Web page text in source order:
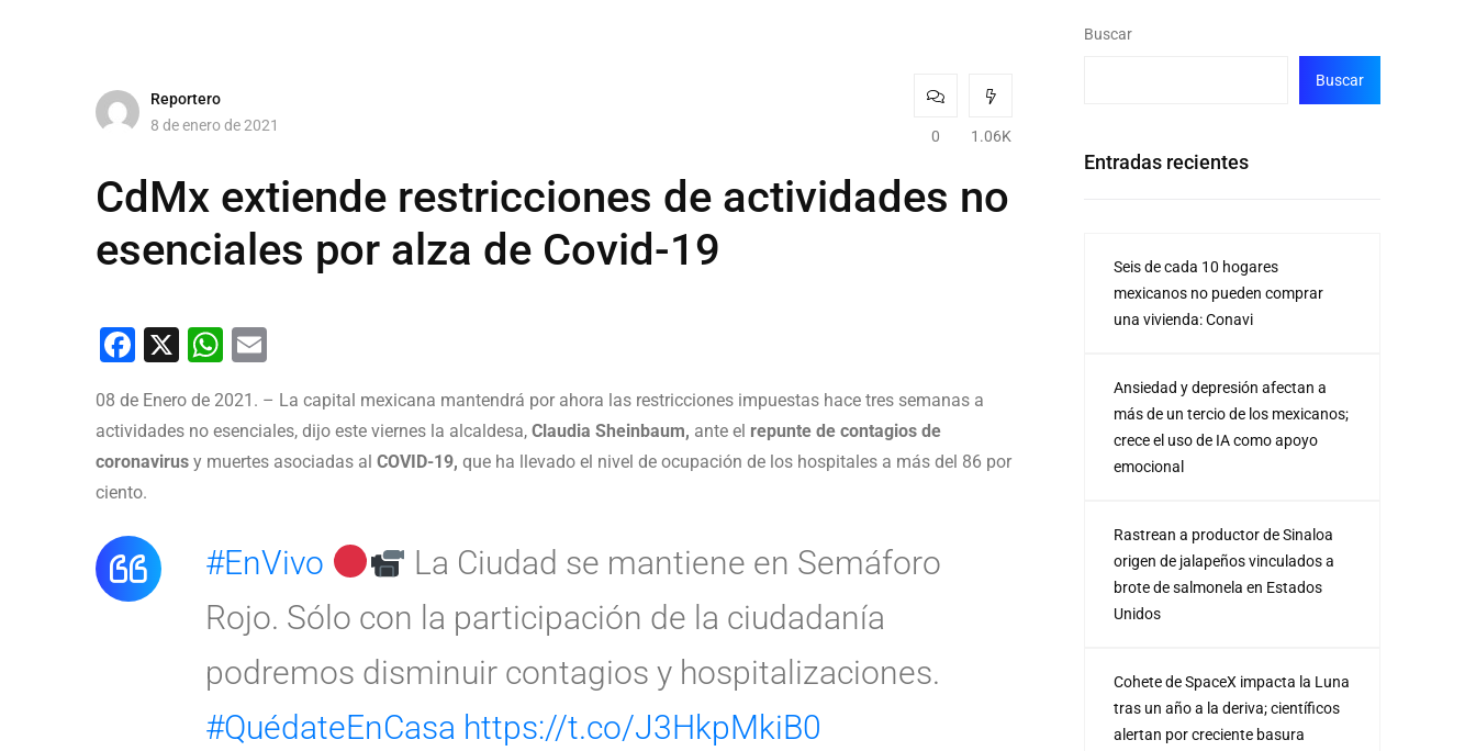
Reportero
8 de enero de 2021
0 1.06K
CdMx extiende restricciones de actividades no
esenciales por alza de Covid-19
Facebook
X WhatsApp
08 de Enero de 2021. – La capital mexicana mantendrá por ahora las restricciones impuestas hace tres semanas a
actividades no esenciales, dijo este viernes la alcaldesa, Claudia Sheinbaum, ante el repunte de contagios de
coronavirus y muertes asociadas al COVID-19, que ha llevado el nivel de ocupación de los hospitales a más del 86 por
ciento.
#EnVivo
La Ciudad se mantiene en Semáforo
Rojo. Sólo con la participación de la ciudadanía
podremos disminuir contagios y hospitalizaciones.
#QuédateEnCasa https://t.co/J3HkpMkiB0
Buscar
Buscar
Entradas recientes
Seis de cada 10 hogares
mexicanos no pueden comprar
una vivienda: Conavi
Ansiedad y depresión afectan a
más de un tercio de los mexicanos;
crece el uso de IA como apoyo
emocional
Rastrean a productor de Sinaloa
origen de jalapeños vinculados a
brote de salmonela en Estados
Unidos
Cohete de SpaceX impacta la Luna
tras un año a la deriva; científicos
alertan por creciente basura